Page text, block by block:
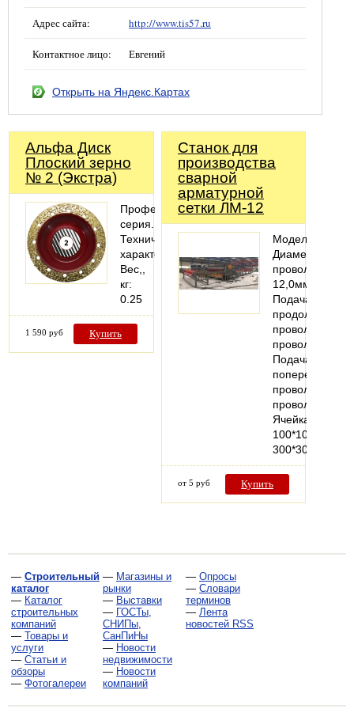
Адрес сайта: http://www.tis57.ru
Контактное лицо: Евгений
Открыть на Яндекс.Картах
Альфа Диск
Плоский зерно
№ 2 (Экстра)
Профессиональная
серия.
Технические
характеристики
Вес,,
кг:
0.25
1 590 руб Купить
Станок для
производства
сварной
арматурной
сетки ЛМ-12
МодельЛМ-12
Диаметр
проволоки5,0-
12,0мм
Подача
продольной
проволоки
Подача
поперечной
проволоки
Ячейка
100*100-
300*300…
от 5 руб Купить
— Строительный
каталог
— Каталог
строительных
компаний
— Товары и
услуги
— Статьи и
обзоры
— Фотогалереи
— Магазины и
рынки
— Выставки
— ГОСТы,
СНИПы,
СанПиНы
— Новости
недвижимости
— Новости
компаний
— Опросы
— Словари
терминов
— Лента
новостей RSS